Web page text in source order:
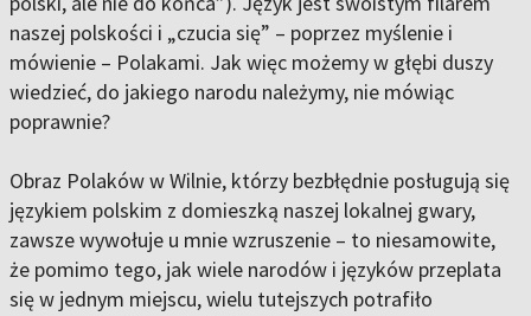
naszej polskości i „czucia się” – poprzez myślenie i
mówienie – Polakami. Jak więc możemy w głębi duszy
wiedzieć, do jakiego narodu należymy, nie mówiąc
poprawnie?
Obraz Polaków w Wilnie, którzy bezbłędnie posługują się
językiem polskim z domieszką naszej lokalnej gwary,
zawsze wywołuje u mnie wzruszenie – to niesamowite,
że pomimo tego, jak wiele narodów i języków przeplata
się w jednym miejscu, wielu tutejszych potrafiło